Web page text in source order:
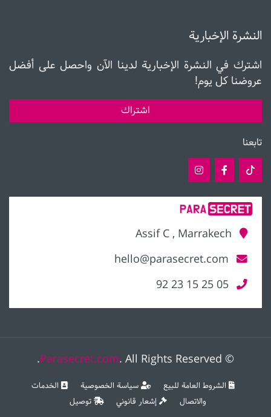
النشرة الإخبارية
اشترك في النشرة الإخبارية لدينا الآن واحصل على أفضل
عروضنا كل يوم!
اشتراك
تابعنا
©
Parasecret.com. All Rights Reserved.
الشروط العامة للبيع سياسة الخصوصية
الخدمات
والاتصال
إشعار قانوني توصيل